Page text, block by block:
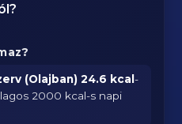
(Olajban) 24.6 kcal-
2000 kcal-s napi